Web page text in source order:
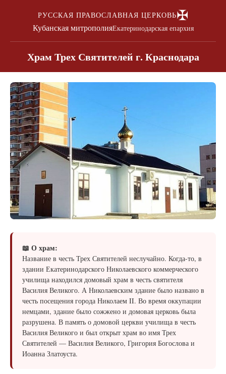
РУССКАЯ ПРАВОСЛАВНАЯ ЦЕРКОВЬ✠
Кубанская митрополияЕкатеринодарская епархия
Храм Трех Святителей г. Краснодара
📖 О храм:
Название в честь Трех Святителей неслучайно. Когда-то, в
здании Екатеринодарского Николаевского коммерческого
училища находился домовый храм в честь святителя
Василия Великого. А Николаевским здание было названо в
честь посещения города Николаем II. Во время оккупации
немцами, здание было сожжено и домовая церковь была
разрушена. В память о домовой церкви училища в честь
Василия Великого и был открыт храм во имя Трех
Святителей — Василия Великого, Григория Богослова и
Иоанна Златоуста.